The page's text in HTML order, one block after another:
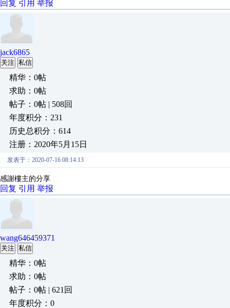
回复 引用 举报
jack6865
关注 私信
精华：0帖
求助：0帖
帖子：0帖 | 508回
年度积分：231
历史总积分：614
注册：2020年5月15日
发表于：2020-07-16 08:14:13
感謝樓主的分享
回复 引用 举报
wang646459371
关注 私信
精华：0帖
求助：0帖
帖子：0帖 | 621回
年度积分：0